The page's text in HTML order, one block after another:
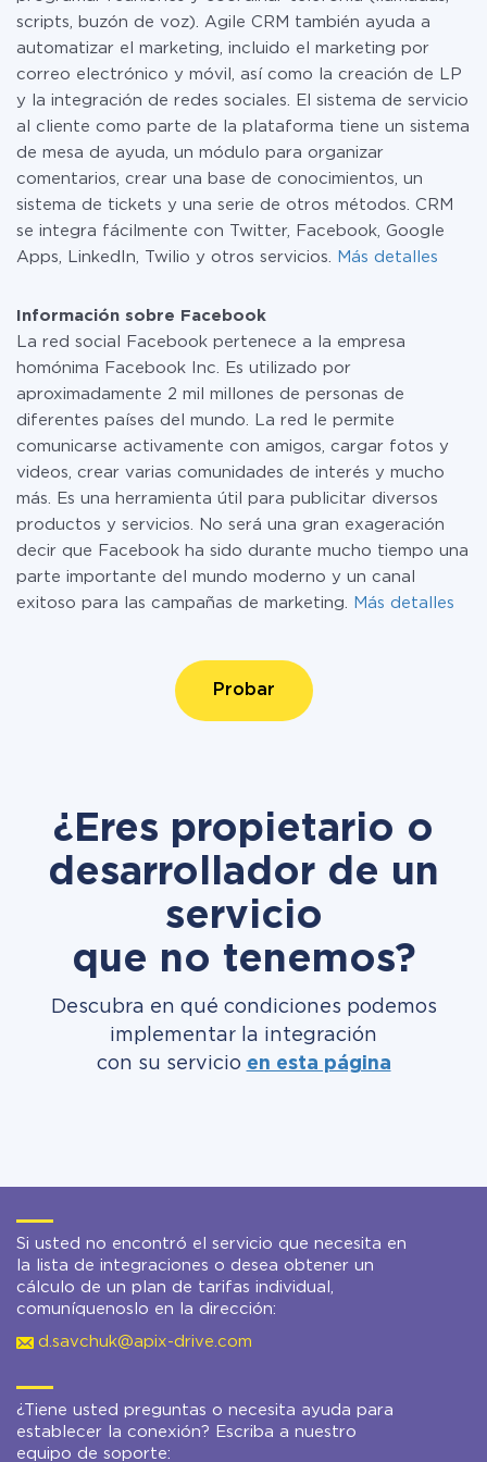
scripts, buzón de voz). Agile CRM también ayuda a
automatizar el marketing, incluido el marketing por
correo electrónico y móvil, así como la creación de LP
y la integración de redes sociales. El sistema de servicio
al cliente como parte de la plataforma tiene un sistema
de mesa de ayuda, un módulo para organizar
comentarios, crear una base de conocimientos, un
sistema de tickets y una serie de otros métodos. CRM
se integra fácilmente con Twitter, Facebook, Google
Apps, LinkedIn, Twilio y otros servicios.
Más detalles
Información sobre Facebook
La red social Facebook pertenece a la empresa
homónima Facebook Inc. Es utilizado por
aproximadamente 2 mil millones de personas de
diferentes países del mundo. La red le permite
comunicarse activamente con amigos, cargar fotos y
videos, crear varias comunidades de interés y mucho
más. Es una herramienta útil para publicitar diversos
productos y servicios. No será una gran exageración
decir que Facebook ha sido durante mucho tiempo una
parte importante del mundo moderno y un canal
exitoso para las campañas de marketing.
Más detalles
Probar
¿Eres propietario o
desarrollador de un
servicio
que no tenemos?
Descubra en qué condiciones podemos
implementar la integración
con su servicio en esta página
Si usted no encontró el servicio que necesita en
la lista de integraciones o desea obtener un
cálculo de un plan de tarifas individual,
comuníquenoslo en la dirección:
d.savchuk@apix-drive.com
¿Tiene usted preguntas o necesita ayuda para
establecer la conexión? Escriba a nuestro
equipo de soporte: